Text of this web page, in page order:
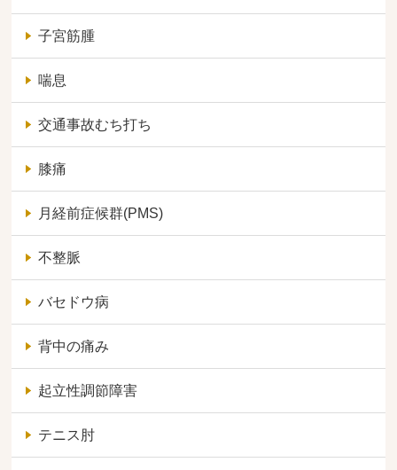
子宮筋腫
喘息
交通事故むち打ち
膝痛
月経前症候群(PMS)
不整脈
バセドウ病
背中の痛み
起立性調節障害
テニス肘